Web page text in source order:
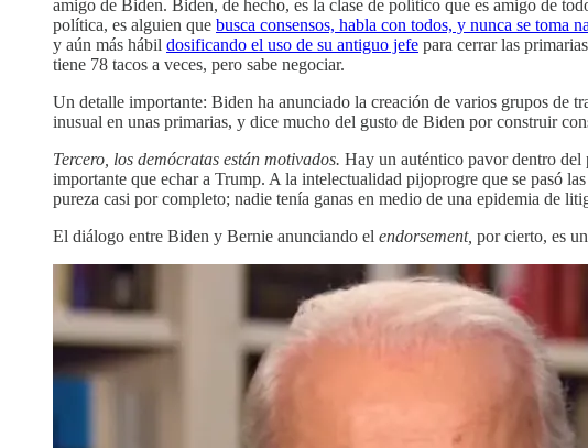
amigo de Biden. Biden, de hecho, es la clase de político que es amigo de
política, es alguien que busca consensos, habla con todos, y nunca se toma
y aún más hábil dosificando el uso de su antiguo jefe para cerrar las
tiene 78 tacos a veces, pero sabe negociar.
Un detalle importante: Biden ha anunciado la creación de varios grupos de
inusual en unas primarias, y dice mucho del gusto de Biden por construir
Tercero, los demócratas están motivados. Hay un auténtico pavor dentro del
importante que echar a Trump. A la intelectualidad pijoprogre que se pasó
pureza casi por completo; nadie tenía ganas en medio de una epidemia de
El diálogo entre Biden y Bernie anunciando el endorsement, por cierto, es